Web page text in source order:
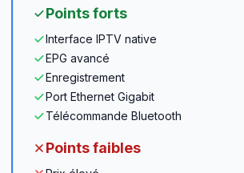
Points forts
Interface IPTV native
EPG avancé
Enregistrement
Port Ethernet Gigabit
Télécommande Bluetooth
Points faibles